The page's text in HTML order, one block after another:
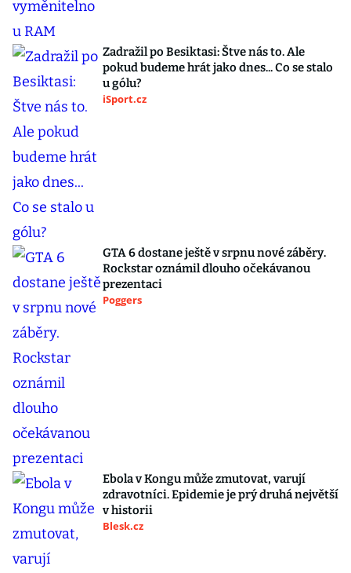
Zadražil po Besiktasi: Štve nás to. Ale
pokud budeme hrát jako dnes... Co se stalo
u gólu?
iSport.cz
GTA 6 dostane ještě v srpnu nové záběry.
Rockstar oznámil dlouho očekávanou
prezentaci
Poggers
Ebola v Kongu může zmutovat, varují
zdravotníci. Epidemie je prý druhá největší
v historii
Blesk.cz